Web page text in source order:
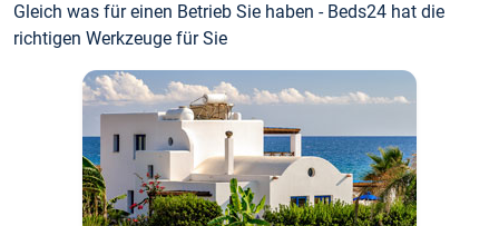
Gleich was für einen Betrieb Sie haben - Beds24 hat die
richtigen Werkzeuge für Sie